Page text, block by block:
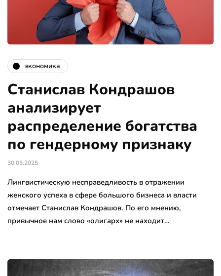
экономика
Станислав Кондрашов
анализирует
распределение богатства
по гендерному признаку
30.05.2025
Лингвистическую несправедливость в отражении
женского успеха в сфере большого бизнеса и власти
отмечает Станислав Кондрашов. По его мнению,
привычное нам слово «олигарх» не находит…